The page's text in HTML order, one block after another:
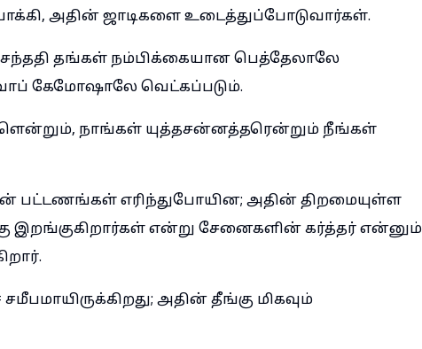
அதின் ஜாடிகளை உடைத்துப்போடுவார்கள்.
தங்கள் நம்பிக்கையான பெத்தேலாலே
கேமோஷாலே வெட்கப்படும்.
நாங்கள் யுத்தசன்னத்தரென்றும் நீங்கள்
பட்டணங்கள் எரிந்துபோயின; அதின் திறமையுள்ள
இறங்குகிறார்கள் என்று சேனைகளின் கர்த்தர் என்னும்
அதின் தீங்கு மிகவும்